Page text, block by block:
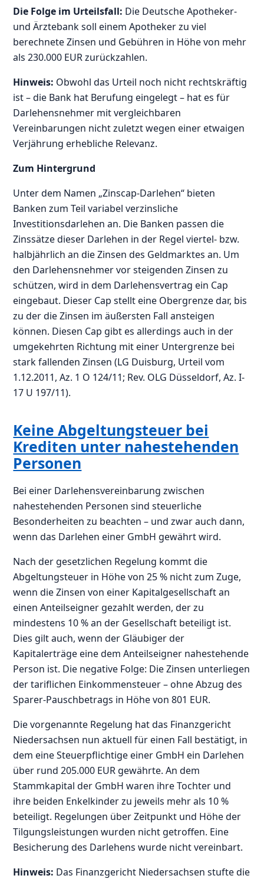
Die Folge im Urteilsfall: Die Deutsche Apotheker-
und Ärztebank soll einem Apotheker zu viel
berechnete Zinsen und Gebühren in Höhe von mehr
als 230.000 EUR zurückzahlen.
Hinweis: Obwohl das Urteil noch nicht rechtskräftig
ist – die Bank hat Berufung eingelegt – hat es für
Darlehensnehmer mit vergleichbaren
Vereinbarungen nicht zuletzt wegen einer etwaigen
Verjährung erhebliche Relevanz.
Zum Hintergrund
Unter dem Namen „Zinscap-Darlehen“ bieten
Banken zum Teil variabel verzinsliche
Investitionsdarlehen an. Die Banken passen die
Zinssätze dieser Darlehen in der Regel viertel- bzw.
halbjährlich an die Zinsen des Geldmarktes an. Um
den Darlehensnehmer vor steigenden Zinsen zu
schützen, wird in dem Darlehensvertrag ein Cap
eingebaut. Dieser Cap stellt eine Obergrenze dar, bis
zu der die Zinsen im äußersten Fall ansteigen
können. Diesen Cap gibt es allerdings auch in der
umgekehrten Richtung mit einer Untergrenze bei
stark fallenden Zinsen (LG Duisburg, Urteil vom
1.12.2011, Az. 1 O 124/11; Rev. OLG Düsseldorf, Az. I-
17 U 197/11).
Keine Abgeltungsteuer bei
Krediten unter nahestehenden
Personen
Bei einer Darlehensvereinbarung zwischen
nahestehenden Personen sind steuerliche
Besonderheiten zu beachten – und zwar auch dann,
wenn das Darlehen einer GmbH gewährt wird.
Nach der gesetzlichen Regelung kommt die
Abgeltungsteuer in Höhe von 25 % nicht zum Zuge,
wenn die Zinsen von einer Kapitalgesellschaft an
einen Anteilseigner gezahlt werden, der zu
mindestens 10 % an der Gesellschaft beteiligt ist.
Dies gilt auch, wenn der Gläubiger der
Kapitalerträge eine dem Anteilseigner nahestehende
Person ist. Die negative Folge: Die Zinsen unterliegen
der tariflichen Einkommensteuer – ohne Abzug des
Sparer-Pauschbetrags in Höhe von 801 EUR.
Die vorgenannte Regelung hat das Finanzgericht
Niedersachsen nun aktuell für einen Fall bestätigt, in
dem eine Steuerpflichtige einer GmbH ein Darlehen
über rund 205.000 EUR gewährte. An dem
Stammkapital der GmbH waren ihre Tochter und
ihre beiden Enkelkinder zu jeweils mehr als 10 %
beteiligt. Regelungen über Zeitpunkt und Höhe der
Tilgungsleistungen wurden nicht getroffen. Eine
Besicherung des Darlehens wurde nicht vereinbart.
Hinweis: Das Finanzgericht Niedersachsen stufte die